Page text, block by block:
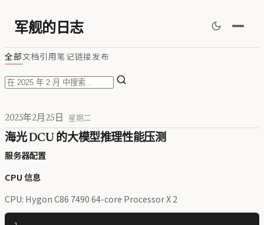
军舰的日志
全部文档引用笔记链接发布
2025年2月25日 星期二
海光 DCU 的大模型推理性能压测
服务器配置
CPU 信息
CPU: Hygon C86 7490 64-core Processor X 2